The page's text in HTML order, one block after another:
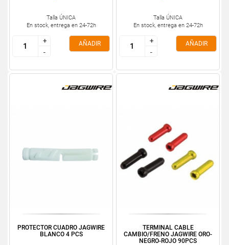
Talla ÚNICA
En stock, entrega en 24-72h
+
-
+
-
AÑADIR
Talla ÚNICA
En stock, entrega en 24-72h
+
-
+
-
AÑADIR
PROTECTOR CUADRO JAGWIRE
BLANCO 4 PCS
TERMINAL CABLE
CAMBIO/FRENO JAGWIRE ORO-
NEGRO-ROJO 90PCS